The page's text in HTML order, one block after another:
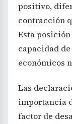
positivo,
contracción
Esta
capacidad
económicos
Las
importancia
factor de